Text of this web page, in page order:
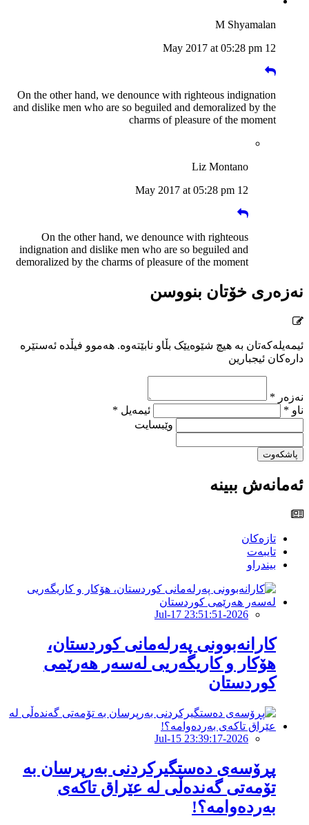
M Shyamalan
12 May 2017 at 05:28 pm
On the other hand, we denounce with righteous indignation
and dislike men who are so beguiled and demoralized by the
charms of pleasure of the moment
Liz Montano
12 May 2017 at 05:28 pm
On the other hand, we denounce with righteous
indignation and dislike men who are so beguiled and
demoralized by the charms of pleasure of the moment
نەزەری خۆتان بنووسن
ئیمەیلەکەتان بە هیچ شێوەیێک بڵاو نابێتەوە. هەموو فیڵدە ئەستێرە
دارەکان ئیجبارین
نەزەر *
ناو *
ئیمەیل *
وێبسایت
پاشکەوت
ئەمانەش ببینە
تازەکان
تایبەت
بیندراو
2026-Jul-17 23:51:51
کارانەبوونی پەرلەمانی کوردستان،
هۆکار و کاریگەریی لەسەر هەرێمی
كوردستان
2026-Jul-15 23:39:17
پڕۆسەی دەستگیرکردنی بەرپرسان بە
تۆمەتی گەندەڵی لە عێراق تاكەی
بەردەوامە؟!